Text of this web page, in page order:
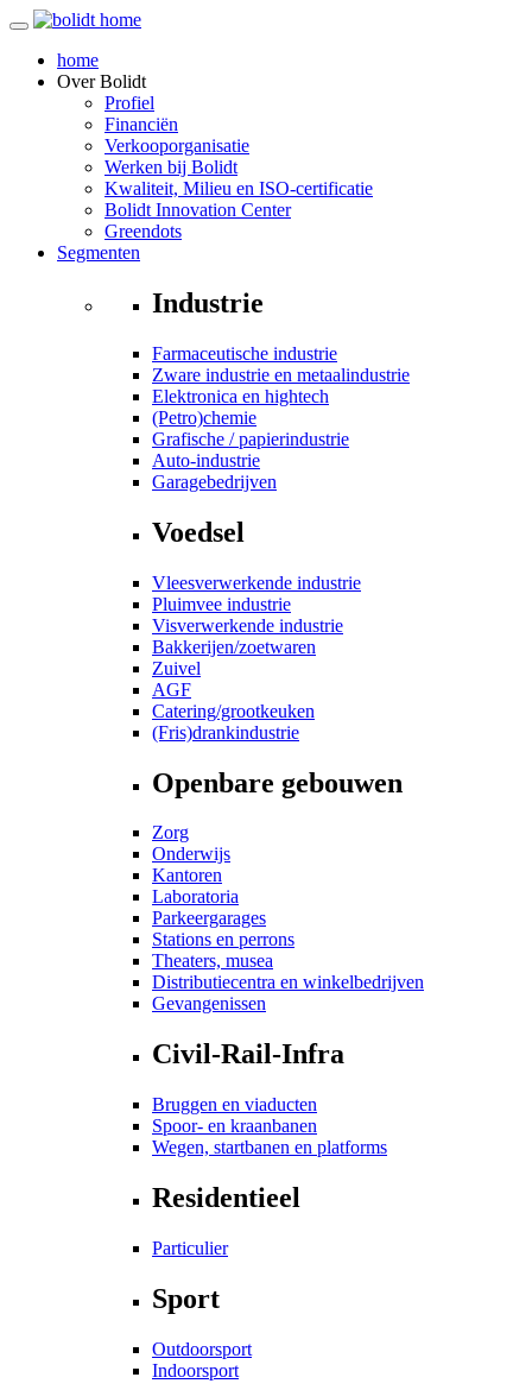
home
OverBolidt
Profiel
Financiën
Verkooporganisatie
Werken bij Bolidt
Kwaliteit, Milieu en ISO-certificatie
Bolidt Innovation Center
Greendots
Segmenten
Industrie
Farmaceutische industrie
Zware industrie en metaalindustrie
Elektronica en hightech
(Petro)chemie
Grafische / papierindustrie
Auto-industrie
Garagebedrijven
Voedsel
Vleesverwerkende industrie
Pluimvee industrie
Visverwerkende industrie
Bakkerijen/zoetwaren
Zuivel
AGF
Catering/grootkeuken
(Fris)drankindustrie
Openbare gebouwen
Zorg
Onderwijs
Kantoren
Laboratoria
Parkeergarages
Stations en perrons
Theaters, musea
Distributiecentra en winkelbedrijven
Gevangenissen
Civil-Rail-Infra
Bruggen en viaducten
Spoor- en kraanbanen
Wegen, startbanen en platforms
Residentieel
Particulier
Sport
Outdoorsport
Indoorsport